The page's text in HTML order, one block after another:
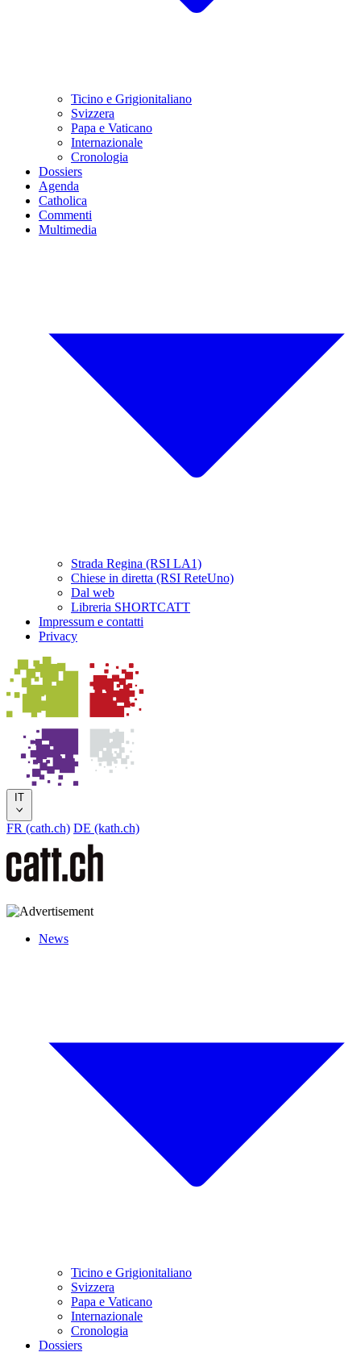
Ticino e Grigionitaliano
Svizzera
Papa e Vaticano
Internazionale
Cronologia
Dossiers
Agenda
Catholica
Commenti
Multimedia
Strada Regina (RSI LA1)
Chiese in diretta (RSI ReteUno)
Dal web
Libreria SHORTCATT
Impressum e contatti
Privacy
IT
FR (cath.ch) DE (kath.ch)
News
Ticino e Grigionitaliano
Svizzera
Papa e Vaticano
Internazionale
Cronologia
Dossiers